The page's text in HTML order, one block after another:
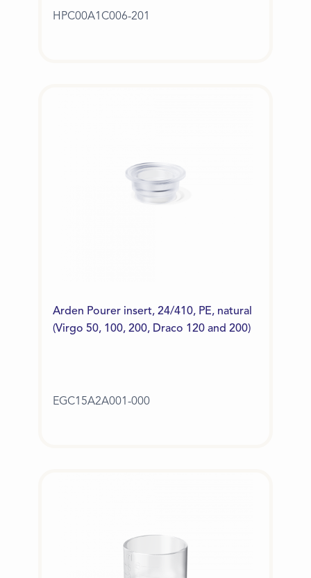
HPC00A1C006-201
Arden Pourer insert, 24/410, PE, natural
(Virgo 50, 100, 200, Draco 120 and 200)
EGC15A2A001-000